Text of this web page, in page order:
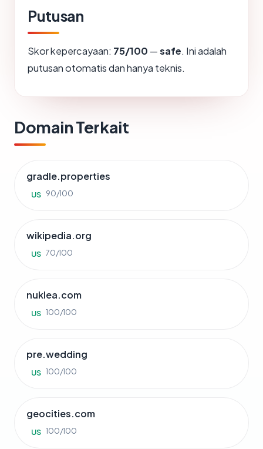
Putusan
Skor kepercayaan: 75/100 —safe. Ini adalah
putusan otomatis dan hanya teknis.
Domain Terkait
gradle.properties
US 90/100
wikipedia.org
US 70/100
nuklea.com
US 100/100
pre.wedding
US 100/100
geocities.com
US 100/100